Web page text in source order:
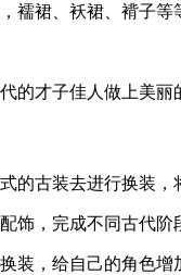
襦裙、袄裙、褙子等
的才子佳人做上美丽
的古装去进行换装，
饰，完成不同古代
装，给自己的角色增